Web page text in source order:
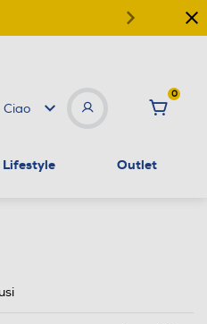
Ciao
0
Lifestyle Outlet